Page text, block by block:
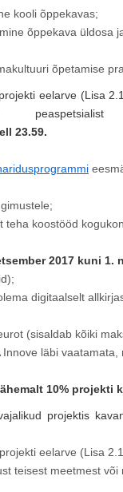
kooli õppekavas;
õppekava üldosa
õpetamise
eelarve (Lisa
23.59.
koostööd
2017 kuni 1.
digitaalselt
(sisaldab kõiki
läbi
10% projekti
projektis
eelarve (Lisa
teisest meetmest